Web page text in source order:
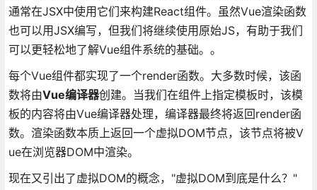
通常在JSX中使用它们来构建React组件。虽然Vue渲染函数
也可以用JSX编写，但我们将继续使用原始JS，有助于我们
可以更轻松地了解Vue组件系统的基础。。
每个Vue组件都实现了一个render函数。大多数时候，该函
数将由Vue编译器创建。当我们在组件上指定模板时，该模
板的内容将由Vue编译器处理，编译器最终将返回render函
数。渲染函数本质上返回一个虚拟DOM节点，该节点将被V
ue在浏览器DOM中渲染。
现在又引出了虚拟DOM的概念，"虚拟DOM到底是什么？"